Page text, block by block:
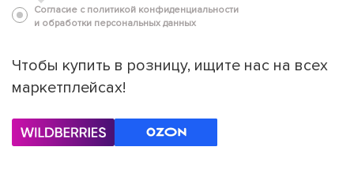
Согласие с политикой конфиденциальности
и обработки персональных данных
Чтобы купить в розницу, ищите нас на всех
маркетплейсах!